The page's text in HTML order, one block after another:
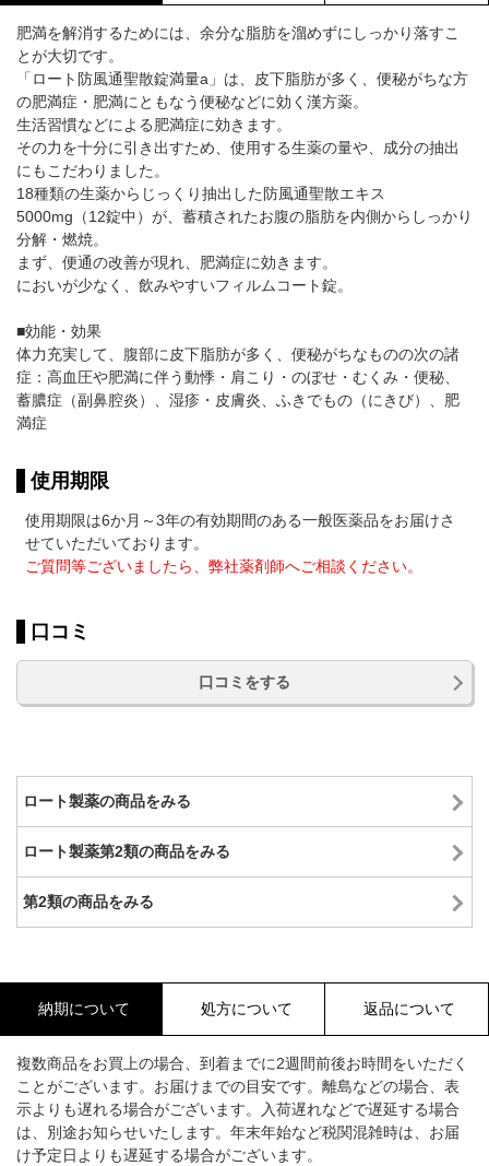
肥満を解消するためには、余分な脂肪を溜めずにしっかり落すこ
とが大切です。
「ロート防風通聖散錠満量a」は、皮下脂肪が多く、便秘がちな方
の肥満症・肥満にともなう便秘などに効く漢方薬。
生活習慣などによる肥満症に効きます。
その力を十分に引き出すため、使用する生薬の量や、成分の抽出
にもこだわりました。
18種類の生薬からじっくり抽出した防風通聖散エキス
5000mg（12錠中）が、蓄積されたお腹の脂肪を内側からしっかり
分解・燃焼。
まず、便通の改善が現れ、肥満症に効きます。
においが少なく、飲みやすいフィルムコート錠。
■効能・効果
体力充実して、腹部に皮下脂肪が多く、便秘がちなものの次の諸
症：高血圧や肥満に伴う動悸・肩こり・のぼせ・むくみ・便秘、
蓄膿症（副鼻腔炎）、湿疹・皮膚炎、ふきでもの（にきび）、肥
満症
使用期限
使用期限は6か月～3年の有効期間のある一般医薬品をお届けさ
せていただいております。
ご質問等ございましたら、弊社薬剤師へご相談ください。
口コミ
口コミをする
ロート製薬の商品をみる
ロート製薬第2類の商品をみる
第2類の商品をみる
納期について 処方について 返品について
複数商品をお買上の場合、到着までに2週間前後お時間をいただく
ことがございます。お届けまでの目安です。離島などの場合、表
示よりも遅れる場合がございます。入荷遅れなどで遅延する場合
は、別途お知らせいたします。年末年始など税関混雑時は、お届
け予定日よりも遅延する場合がございます。